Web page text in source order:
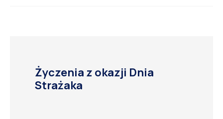
Życzenia z okazji Dnia
Strażaka